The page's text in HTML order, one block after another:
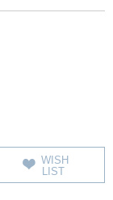
WISH
LIST